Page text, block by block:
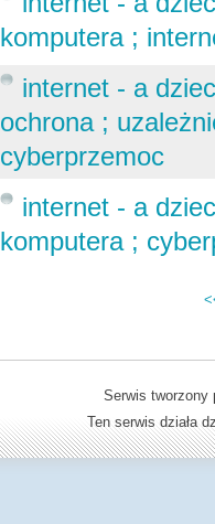
komputera ;
internet - a
ochrona ;
cyberprzemoc
internet - a
komputera ;
Serwis
Ten serwis działa